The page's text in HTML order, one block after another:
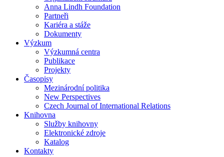
Anna Lindh Foundation
Partneři
Kariéra a stáže
Dokumenty
Výzkum
Výzkumná centra
Publikace
Projekty
Časopisy
Mezinárodní politika
New Perspectives
Czech Journal of International Relations
Knihovna
Služby knihovny
Elektronické zdroje
Katalog
Kontakty